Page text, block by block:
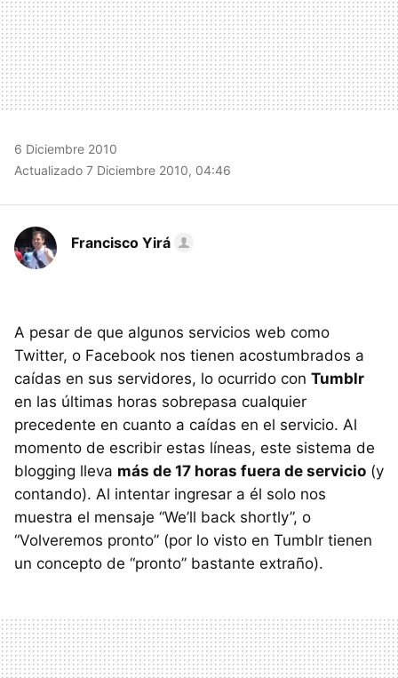
6 Diciembre 2010
Actualizado 7 Diciembre 2010, 04:46
Francisco Yirá
A pesar de que algunos servicios web como
Twitter, o Facebook nos tienen acostumbrados a
caídas en sus servidores, lo ocurrido con Tumblr
en las últimas horas sobrepasa cualquier
precedente en cuanto a caídas en el servicio. Al
momento de escribir estas líneas, este sistema de
blogging lleva más de 17 horas fuera de servicio (y
contando). Al intentar ingresar a él solo nos
muestra el mensaje “We’ll back shortly”, o
“Volveremos pronto” (por lo visto en Tumblr tienen
un concepto de “pronto” bastante extraño).